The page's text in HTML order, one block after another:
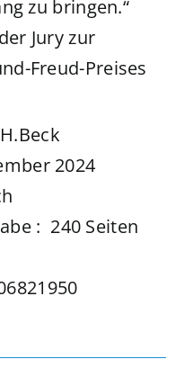
zu bringen.“
Jury zur
Freud-Preises
2024
Gebundene Ausgabe ‏: ‎ 240 Seiten